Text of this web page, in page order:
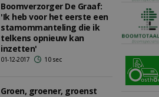
Boomverzorger De Graaf:
'Ik heb voor het eerste een
stamommanteling die ik
telkens opnieuw kan
inzetten'
01-12-2017 10 sec
Groen, groener, groenst